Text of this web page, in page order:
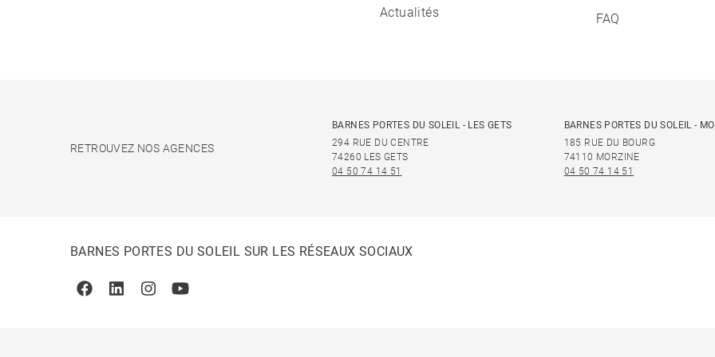
Actualités
FAQ
RETROUVEZ NOS AGENCES
BARNES PORTES DU SOLEIL - LES GETS
294 RUE DU CENTRE
74260 LES GETS
04 50 74 14 51
BARNES PORTES DU SOLEIL -
185 RUE DU BOURG
74110 MORZINE
04 50 74 14 51
BARNES PORTES DU SOLEIL SUR LES RÉSEAUX SOCIAUX
FacebookLinkedinInstagramYoutube